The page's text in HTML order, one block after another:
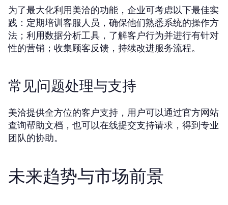
为了最大化利用美洽的功能，企业可考虑以下最佳实
践：定期培训客服人员，确保他们熟悉系统的操作方
法；利用数据分析工具，了解客户行为并进行有针对
性的营销；收集顾客反馈，持续改进服务流程。
常见问题处理与支持
美洽提供全方位的客户支持，用户可以通过官方网站
查询帮助文档，也可以在线提交支持请求，得到专业
团队的协助。
未来趋势与市场前景